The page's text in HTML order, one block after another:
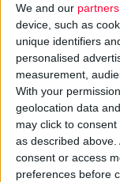
We and our partners
device, such as
unique identifiers
personalised
measurement,
With your
geolocation data
may click to
as described
consent or access
preferences before
13/5/2020 3:10:50 μμ